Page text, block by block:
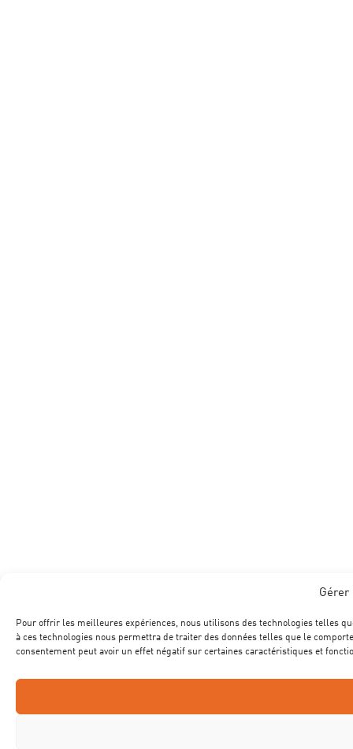
Gérer
Pour offrir les meilleures expériences, nous utilisons des technologies telles
à ces technologies nous permettra de traiter des données telles que le
consentement peut avoir un effet négatif sur certaines caractéristiques et